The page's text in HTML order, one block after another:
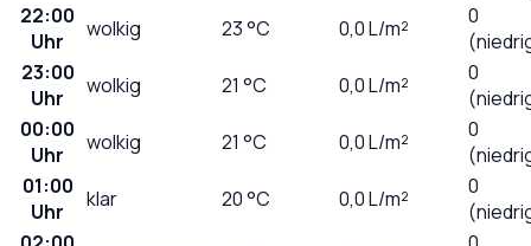
22:00
Uhr
wolkig 23°C 0,0L/m²
0
23:00
Uhr
wolkig 21 °C 0,0L/m²
0
00:00
Uhr
wolkig 21 °C 0,0L/m²
0
01:00
Uhr
klar 20°C 0,0L/m²
0